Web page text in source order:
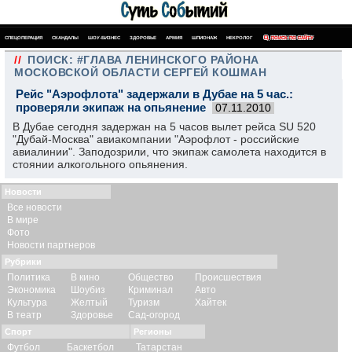
СПЕЦОПЕРАЦИЯ СКАНДАЛЫ ШОУ-БИЗНЕС ЗДОРОВЬЕ АРМИЯ ШПИОНАЖ НЕКРОЛОГ ПОИСК ПО САЙТУ
// ПОИСК: #ГЛАВА ЛЕНИНСКОГО РАЙОНА
МОСКОВСКОЙ ОБЛАСТИ СЕРГЕЙ КОШМАН
Рейс "Аэрофлота" задержали в Дубае на 5 час.:
проверяли экипаж на опьянение
07.11.2010
В Дубае сегодня задержан на 5 часов вылет рейса SU 520
"Дубай-Москва" авиакомпании "Аэрофлот - российские
авиалинии". Заподозрили, что экипаж самолета находится в
стоянии алкогольного опьянения.
Новости
Все новости
В мире
Фото
Новости партнеров
Рубрики
Политика
Экономика
Культура
В театр
В кино
Шоубиз
Желтый
Здоровье
Общество
Криминал
Туризм
Сад-огород
Происшествия
Авто
Хайтек
Спорт
Футбол
Баскетбол
Регионы
Татарстан